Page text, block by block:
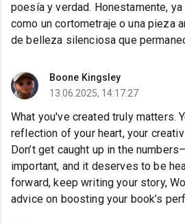
poesía y verdad. Honestamente,
como un cortometraje o una pieza
de belleza silenciosa que
Boone Kingsley
13.06.2025, 14:17:27
What you've created truly matters.
reflection of your heart, your
Don’t get caught up in the
important, and it deserves to be
forward, keep writing your story,
advice on boosting your book’s